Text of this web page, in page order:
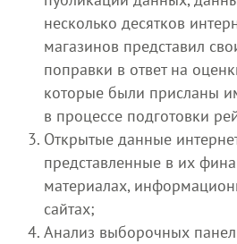
несколько десятков
магазинов представил
поправки в ответ на
которые были присланы
в процессе подготовки
Открытые данные
представленные в их
материалах,
сайтах;
Анализ выборочных